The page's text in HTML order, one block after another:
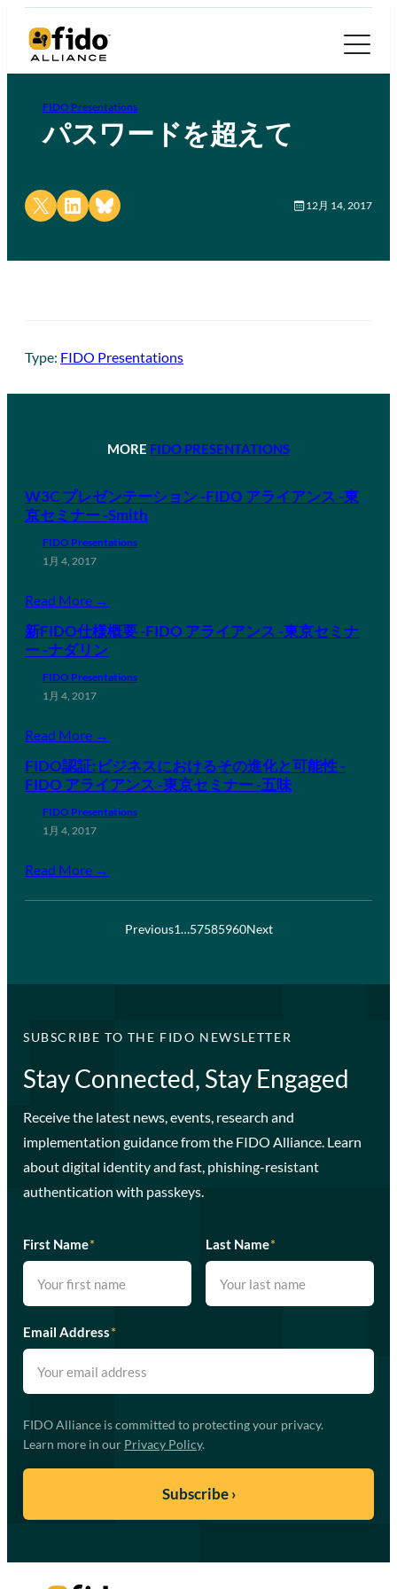
FIDO Presentations
パスワードを超えて
Share on X Share on LinkedIn
Share on Bluesky 12月 14, 2017
Type: FIDO Presentations
MORE FIDO PRESENTATIONS
W3C プレゼンテーション -FIDO アライアンス -東
京セミナー -Smith
FIDO Presentations
1月 4, 2017
Read More →
新FIDO仕様概要 -FIDO アライアンス -東京セミナ
ー -ナダリン
FIDO Presentations
1月 4, 2017
Read More →
FIDO認証:ビジネスにおけるその進化と可能性 -
FIDO アライアンス -東京セミナー -五味
FIDO Presentations
1月 4, 2017
Read More →
Previous1…57585960Next
SUBSCRIBE TO THE FIDO NEWSLETTER
Stay Connected, Stay Engaged
Receive the latest news, events, research and
implementation guidance from the FIDO Alliance. Learn
about digital identity and fast, phishing-resistant
authentication with passkeys.
First Name* Last Name*
Email Address*
FIDO Alliance is committed to protecting your privacy.
Learn more in our Privacy Policy.